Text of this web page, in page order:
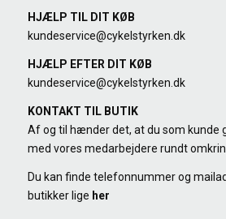
HJÆLP TIL DIT KØB
kundeservice@cykelstyrken.dk
HJÆLP EFTER DIT KØB
kundeservice@cykelstyrken.dk
KONTAKT TIL BUTIK
Af og til hænder det, at du som kunde
med vores medarbejdere rundt
Du kan finde telefonnummer og
butikker lige her